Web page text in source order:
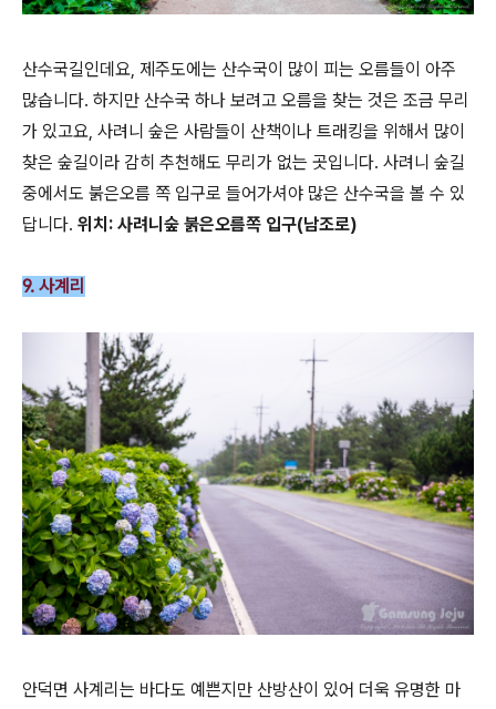
산수국길인데요, 제주도에는 산수국이 많이 피는 오름들이 아주
많습니다. 하지만 산수국 하나 보려고 오름을 찾는 것은 조금 무리
가 있고요, 사려니 숲은 사람들이 산책이나 트래킹을 위해서 많이
찾은 숲길이라 감히 추천해도 무리가 없는 곳입니다. 사려니 숲길
중에서도 붉은오름 쪽 입구로 들어가셔야 많은 산수국을 볼 수 있
답니다. 위치: 사려니숲 붉은오름쪽 입구(남조로)
9. 사계리
안덕면 사계리는 바다도 예쁜지만 산방산이 있어 더욱 유명한 마